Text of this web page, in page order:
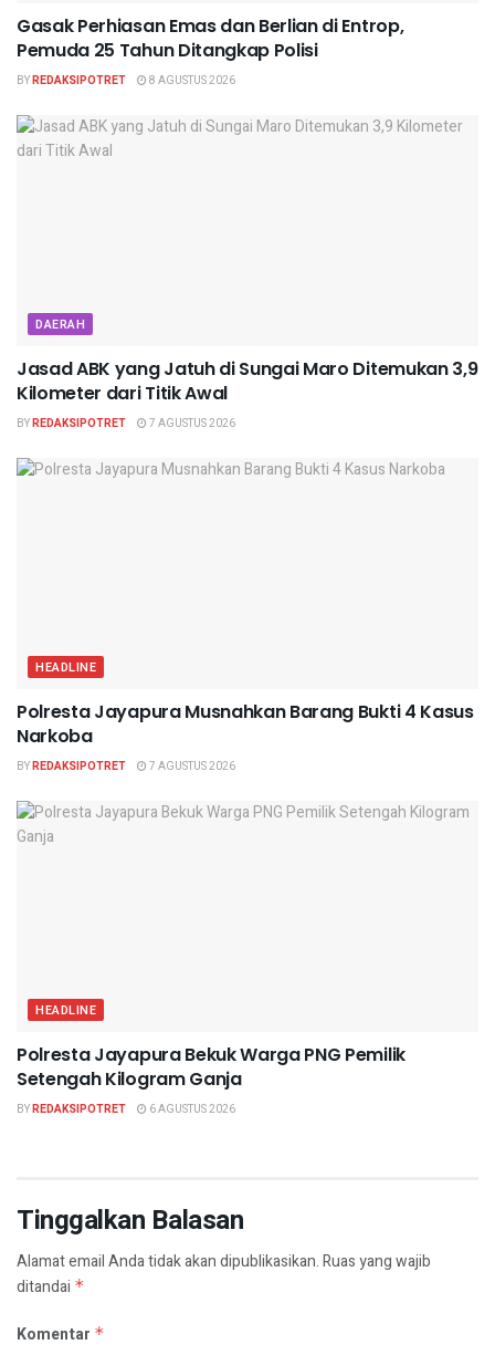
Gasak Perhiasan Emas dan Berlian di Entrop,
Pemuda 25 Tahun Ditangkap Polisi
BYREDAKSIPOTRET 8 AGUSTUS 2026
DAERAH
Jasad ABK yang Jatuh di Sungai Maro Ditemukan 3,9
Kilometer dari Titik Awal
BYREDAKSIPOTRET 7 AGUSTUS 2026
HEADLINE
Polresta Jayapura Musnahkan Barang Bukti 4 Kasus
Narkoba
BYREDAKSIPOTRET 7 AGUSTUS 2026
HEADLINE
Polresta Jayapura Bekuk Warga PNG Pemilik
Setengah Kilogram Ganja
BYREDAKSIPOTRET 6 AGUSTUS 2026
Tinggalkan Balasan
Alamat email Anda tidak akan dipublikasikan.Ruas yang wajib
ditandai *
Komentar *